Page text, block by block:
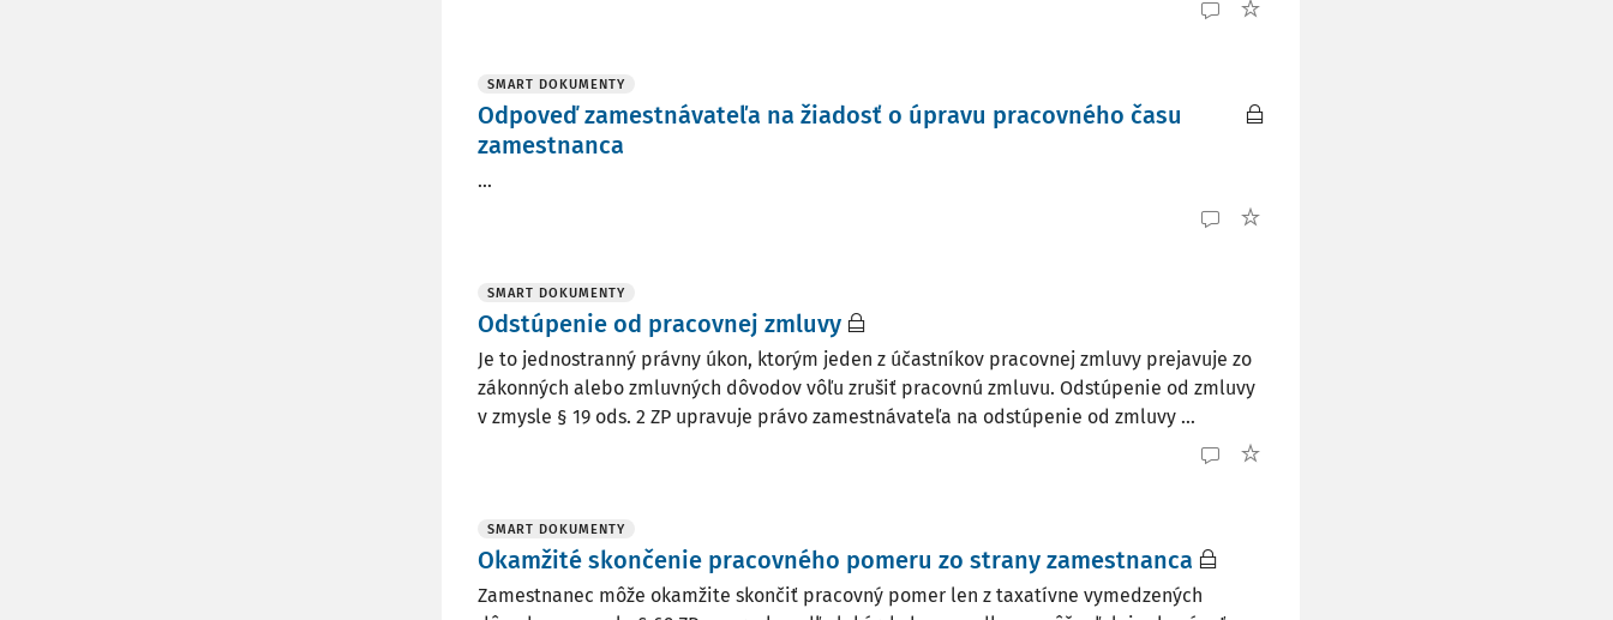
SMART DOKUMENTY
Odpoveď zamestnávateľa na žiadosť o úpravu pracovného času
zamestnanca
...
SMART DOKUMENTY
Odstúpenie od pracovnej zmluvy
Je to jednostranný právny úkon, ktorým jeden z účastníkov pracovnej zmluvy prejavuje zo
zákonných alebo zmluvných dôvodov vôľu zrušiť pracovnú zmluvu. Odstúpenie od zmluvy
v zmysle § 19 ods. 2 ZP upravuje právo zamestnávateľa na odstúpenie od zmluvy ...
SMART DOKUMENTY
Okamžité skončenie pracovného pomeru zo strany zamestnanca
Zamestnanec môže okamžite skončiť pracovný pomer len z taxatívne vymedzených